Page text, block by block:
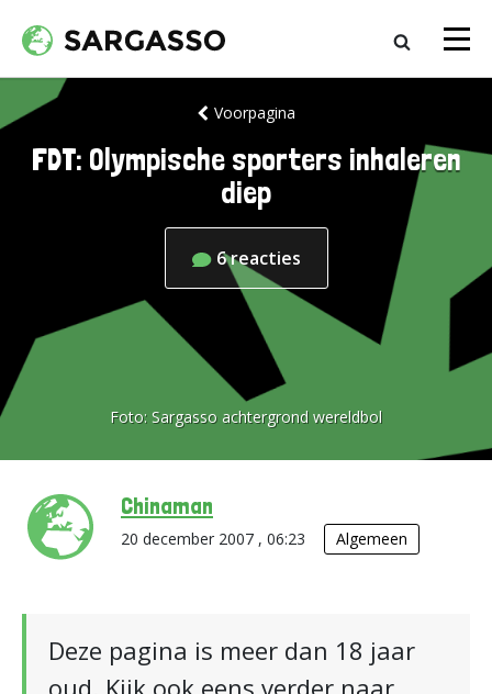
Voorpagina
FDT: Olympische sporters inhaleren
diep
6reacties
Foto: Sargasso achtergrond wereldbol
Chinaman
20 december 2007 , 06:23 Algemeen
Deze pagina is meer dan 18 jaar
oud. Kijk ook eens verder naar